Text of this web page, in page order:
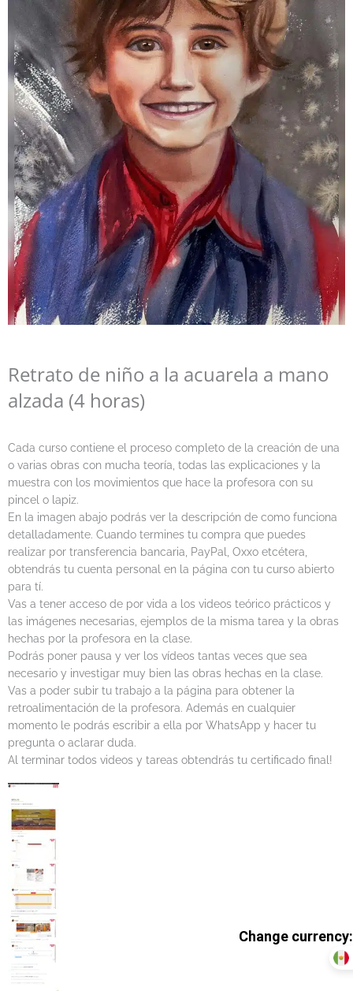
Retrato de niño a la acuarela a mano
alzada (4 horas)
Cada curso contiene el proceso completo de la creación de una
o varias obras con mucha teoría, todas las explicaciones y la
muestra con los movimientos que hace la profesora con su
pincel o lapiz.
En la imagen abajo podrás ver la descripción de como funciona
detalladamente. Cuando termines tu compra que puedes
realizar por transferencia bancaria, PayPal, Oxxo etcétera,
obtendrás tu cuenta personal en la página con tu curso abierto
para tí.
Vas a tener acceso de por vida a los videos teórico prácticos y
las imágenes necesarias, ejemplos de la misma tarea y la obras
hechas por la profesora en la clase.
Podrás poner pausa y ver los vídeos tantas veces que sea
necesario y investigar muy bien las obras hechas en la clase.
Vas a poder subir tu trabajo a la página para obtener la
retroalimentación de la profesora. Además en cualquier
momento le podrás escribir a ella por WhatsApp y hacer tu
pregunta o aclarar duda.
Al terminar todos videos y tareas obtendrás tu certificado final!